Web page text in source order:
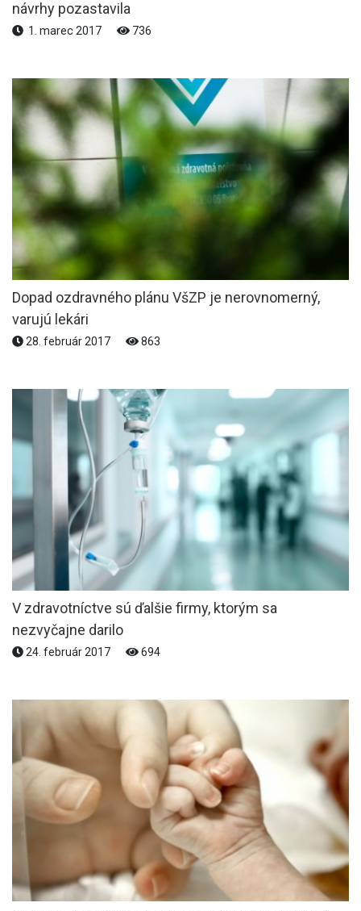
návrhy pozastavila
1. marec 2017 736
Dopad ozdravného plánu VšZP je nerovnomerný,
varujú lekári
28. február 2017 863
V zdravotníctve sú ďalšie firmy, ktorým sa
nezvyčajne darilo
24. február 2017 694